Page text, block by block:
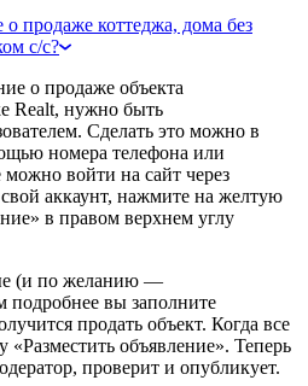
о продаже коттеджа, дома без
с/с?
о продаже объекта
Realt, нужно быть
Сделать это можно в
номера телефона или
войти на сайт через
аккаунт, нажмите на желтую
в правом верхнем углу
(и по желанию —
подробнее вы заполните
продать объект. Когда все
объявление». Теперь
проверит и опубликует.